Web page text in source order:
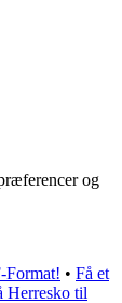
og
Format! • Få et
Herresko til